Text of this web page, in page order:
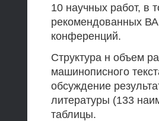
10 научных работ, в
рекомендованных
конференций.
Структура н объем
машинописного
обсуждение
литературы (133
таблицы.